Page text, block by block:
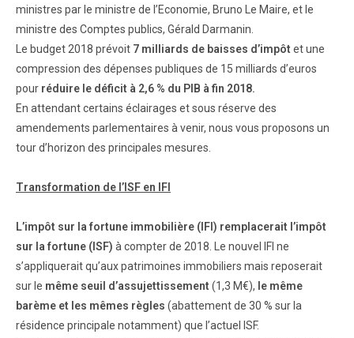
ministres par le ministre de l’Economie, Bruno Le Maire, et le
ministre des Comptes publics, Gérald Darmanin.
Le budget 2018 prévoit 7 milliards de baisses d’impôt et une
compression des dépenses publiques de 15 milliards d’euros
pour réduire le déficit à 2,6 % du PIB à fin 2018.
En attendant certains éclairages et sous réserve des
amendements parlementaires à venir, nous vous proposons un
tour d’horizon des principales mesures.
Transformation de l’ISF en IFI
L’impôt sur la fortune immobilière (IFI) remplacerait l’impôt
sur la fortune (ISF) à compter de 2018. Le nouvel IFI ne
s’appliquerait qu’aux patrimoines immobiliers mais reposerait
sur le même seuil d’assujettissement (1,3 M€), le même
barème et les mêmes règles (abattement de 30 % sur la
résidence principale notamment) que l’actuel ISF.